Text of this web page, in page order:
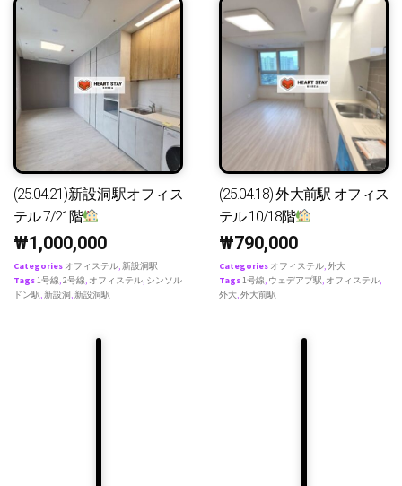
(25.04.21)新設洞駅オフィス
テル 7/21階
₩1,000,000
Categories オフィステル,新設洞駅
Tags1号線,2号線, オフィステル, シンソル
ドン駅,新設洞,新設洞駅
(25.04.18) 外大前駅 オフィス
テル 10/18階
₩790,000
Categories オフィステル,外大
Tags1号線, ウェデアプ駅, オフィステル,
外大,外大前駅